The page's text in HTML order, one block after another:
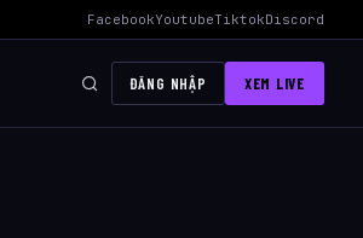
AWC 2026 Liên Quân Mobile – Lịch Thi Đấu,
FacebookYoutubeTiktokDiscord
ĐĂNG NHẬP XEM LIVE